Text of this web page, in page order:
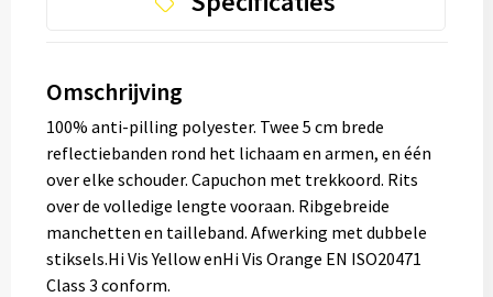
Omschrijving
100% anti-pilling polyester. Twee 5 cm brede
reflectiebanden rond het lichaam en armen, en één
over elke schouder. Capuchon met trekkoord. Rits
over de volledige lengte vooraan. Ribgebreide
manchetten en tailleband. Afwerking met dubbele
stiksels.Hi Vis Yellow enHi Vis Orange EN ISO20471
Class 3 conform.